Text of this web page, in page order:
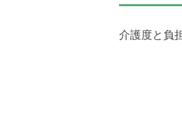
介護度と負